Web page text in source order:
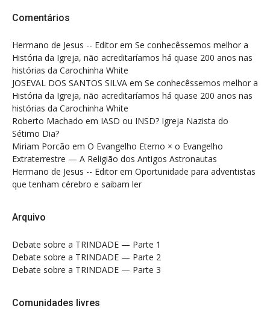
Comentários
Hermano de Jesus -- Editor em Se conhecêssemos melhor a
História da Igreja, não acreditaríamos há quase 200 anos nas
histórias da Carochinha White
JOSEVAL DOS SANTOS SILVA em Se conhecêssemos melhor a
História da Igreja, não acreditaríamos há quase 200 anos nas
histórias da Carochinha White
Roberto Machado em IASD ou INSD? Igreja Nazista do
Sétimo Dia?
Miriam Porcão em O Evangelho Eterno × o Evangelho
Extraterrestre — A Religião dos Antigos Astronautas
Hermano de Jesus -- Editor em Oportunidade para adventistas
que tenham cérebro e saibam ler
Arquivo
Debate sobre a TRINDADE — Parte 1
Debate sobre a TRINDADE — Parte 2
Debate sobre a TRINDADE — Parte 3
Comunidades livres